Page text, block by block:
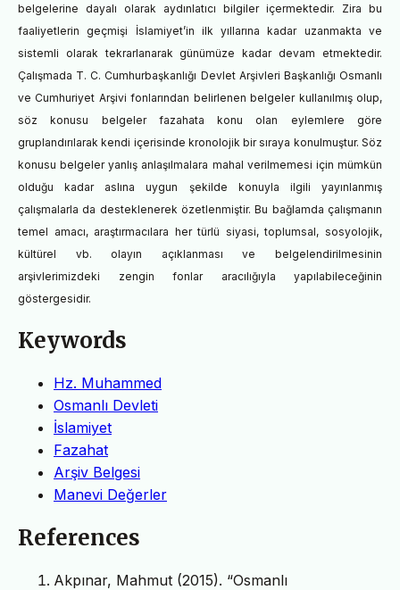
belgelerine dayalı olarak aydınlatıcı bilgiler içermektedir. Zira bu
faaliyetlerin geçmişi İslamiyet’in ilk yıllarına kadar uzanmakta ve
sistemli olarak tekrarlanarak günümüze kadar devam etmektedir.
Çalışmada T. C. Cumhurbaşkanlığı Devlet Arşivleri Başkanlığı Osmanlı
ve Cumhuriyet Arşivi fonlarından belirlenen belgeler kullanılmış olup,
söz konusu belgeler fazahata konu olan eylemlere göre
gruplandırılarak kendi içerisinde kronolojik bir sıraya konulmuştur. Söz
konusu belgeler yanlış anlaşılmalara mahal verilmemesi için mümkün
olduğu kadar aslına uygun şekilde konuyla ilgili yayınlanmış
çalışmalarla da desteklenerek özetlenmiştir. Bu bağlamda çalışmanın
temel amacı, araştırmacılara her türlü siyasi, toplumsal, sosyolojik,
kültürel vb. olayın açıklanması ve belgelendirilmesinin
arşivlerimizdeki zengin fonlar aracılığıyla yapılabileceğinin
göstergesidir.
Keywords
Hz. Muhammed
Osmanlı Devleti
İslamiyet
Fazahat
Arşiv Belgesi
Manevi Değerler
References
Akpınar, Mahmut (2015). “Osmanlı